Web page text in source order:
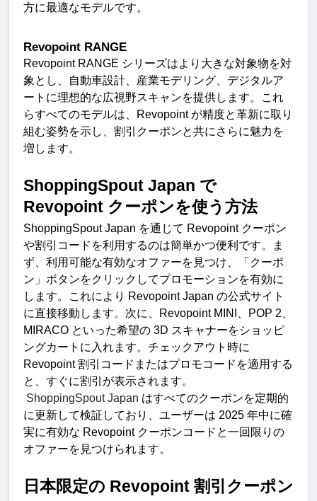
方に最適なモデルです。
Revopoint RANGE
Revopoint RANGE シリーズはより大きな対象物を対
象とし、自動車設計、産業モデリング、デジタルア
ートに理想的な広視野スキャンを提供します。これ
らすべてのモデルは、
Revopoint が精度と革新に取り
組む姿勢を示し、割引クーポンと共にさらに魅力を
増します。
ShoppingSpout Japan で
Revopoint クーポンを使う方法
ShoppingSpout Japan を通じて Revopoint クーポン
や割引コードを利用するのは簡単かつ便利です。ま
ず、利用可能な有効なオファーを見つけ、「クーポ
ン」ボタンをクリックしてプロモーションを有効に
します。これにより Revopoint Japan の公式サイト
に直接移動します。次に、
Revopoint MINI POP 2
MIRACO といった希望の 3D スキャナーをショッピ
ングカートに入れます。チェックアウト時に
Revopoint 割引コードまたはプロモコードを適用する
と、すぐに割引が表示されます。
ShoppingSpout Japan はすべてのクーポンを定期的
に更新して検証しており、ユーザーは 2025 年中に確
実に有効な Revopoint クーポンコードと一回限りの
オファーを見つけられます。
日本限定の Revopoint 割引クーポン